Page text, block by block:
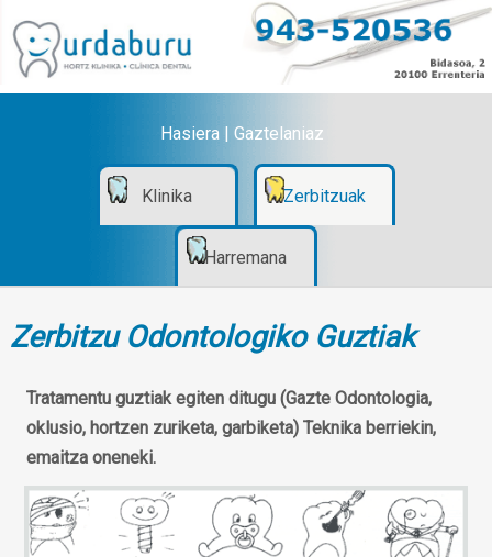
Hasiera| Gaztelaniaz
Klinika Zerbitzuak
Harremana
Zerbitzu Odontologiko Guztiak
Tratamentu guztiak egiten ditugu (Gazte Odontologia,
oklusio, hortzen zuriketa, garbiketa) Teknika berriekin,
emaitza oneneki.